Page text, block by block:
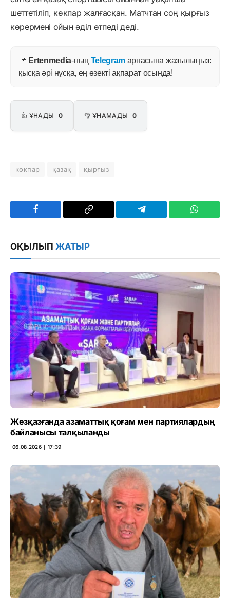
шеттетіліп, көкпар жалғасқан. Матчтан соң қырғыз
көрермені ойын әділ өтпеді деді.
📌 Ertenmedia-ның Telegram арнасына жазылыңыз:
қысқа әрі нұсқа, ең өзекті ақпарат осында!
👍 ҰНАДЫ 0 👎 ҰНАМАДЫ 0
көкпар қазақ қырғыз
Facebook
Copy
Telegram
ОҚЫЛЫП ЖАТЫР
Жезқазғанда азаматтық қоғам мен партиялардың
байланысы талқыланды
06.08.2026 ∣ 17:39